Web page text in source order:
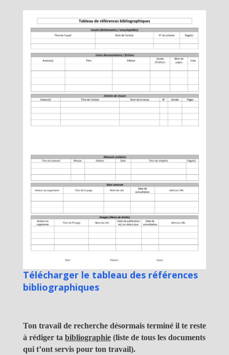
Télécharger le tableau des références
bibliographiques
Ton travail de recherche désormais terminé il te reste
à rédiger ta bibliographie(liste de tous les documents
qui t’ont servis pour ton travail).